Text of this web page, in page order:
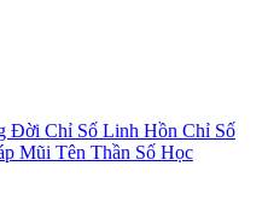
Đời Chỉ Số Linh Hồn Chỉ Số
Mũi Tên Thần Số Học